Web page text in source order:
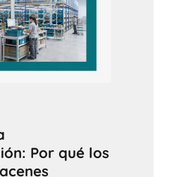
Por qué los